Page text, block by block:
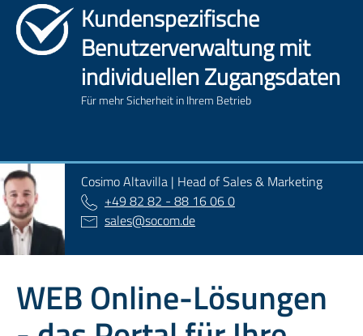
Kundenspezifische
Benutzerverwaltung mit
individuellen Zugangsdaten
Für mehr Sicherheit in Ihrem Betrieb
Cosimo Altavilla | Head of Sales & Marketing
+49 82 82 - 88 16 06 0
sales@socom.de
WEB Online-Lösungen